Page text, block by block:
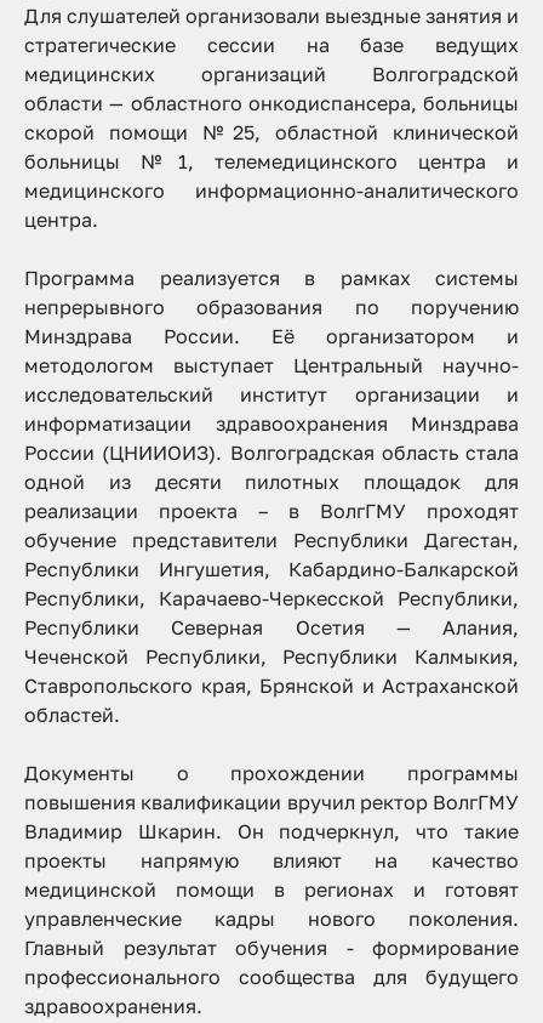
Для слушателей организовали выездные занятия и
стратегические сессии на базе ведущих
медицинских организаций Волгоградской
области — областного онкодиспансера, больницы
скорой помощи №25, областной клинической
больницы №1, телемедицинского центра и
медицинского информационно-аналитического
центра.
Программа реализуется в рамках системы
непрерывного образования по поручению
Минздрава России. Её организатором и
методологом выступает Центральный научно-
исследовательский институт организации и
информатизации здравоохранения Минздрава
России (ЦНИИОИЗ). Волгоградская область стала
одной из десяти пилотных площадок для
реализации проекта – в ВолгГМУ проходят
обучение представители Республики Дагестан,
Республики Ингушетия, Кабардино-Балкарской
Республики, Карачаево-Черкесской Республики,
Республики Северная Осетия — Алания,
Чеченской Республики, Республики Калмыкия,
Ставропольского края, Брянской и Астраханской
областей.
Документы о прохождении программы
повышения квалификации вручил ректор ВолгГМУ
Владимир Шкарин. Он подчеркнул, что такие
проекты напрямую влияют на качество
медицинской помощи в регионах и готовят
управленческие кадры нового поколения.
Главный результат обучения - формирование
профессионального сообщества для будущего
здравоохранения.